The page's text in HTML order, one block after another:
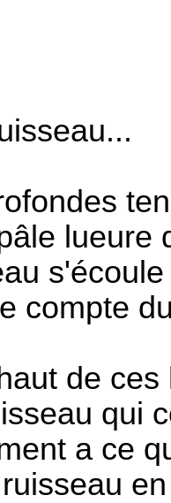
lueure
compte
de
qui
a ce